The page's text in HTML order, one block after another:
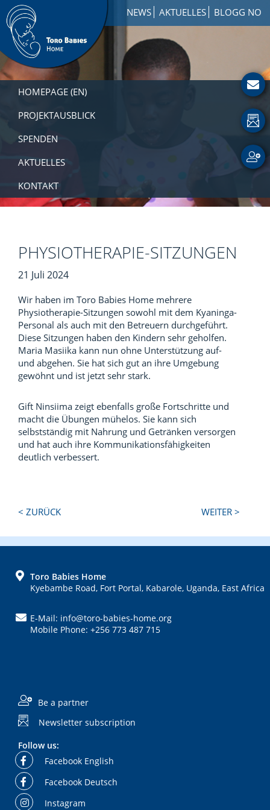
Zur
Hauptnavigation
springen
Skip
to
main
content
Zur
Fußzeile
springen
NEWS AKTUELLES BLOGG NO
Toro
Babies
Home
How
Involved
HOMEPAGE (EN)
PROJEKTAUSBLICK
SPENDEN
AKTUELLES
KONTAKT
PHYSIOTHERAPIE-SITZUNGEN
21 Juli 2024
Wir haben im Toro Babies Home mehrere
Physiotherapie-Sitzungen sowohl mit dem Kyaninga-
Personal als auch mit den Betreuern durchgeführt.
Diese Sitzungen haben den Kindern sehr geholfen.
Maria Masiika kann nun ohne Unterstützung auf-
und abgehen. Sie hat sich gut an ihre Umgebung
gewöhnt und ist jetzt sehr stark.
Gift Ninsiima zeigt ebenfalls große Fortschritte und
macht die Übungen mühelos. Sie kann sich
selbstständig mit Nahrung und Getränken versorgen
und hat auch ihre Kommunikationsfähigkeiten
deutlich verbessert.
Next
< ZURÜCK WEITER >
FOOTERToro Babies Home
Kyebambe Road, Fort Portal, Kabarole, Uganda, East Africa
E-Mail: info@toro-babies-home.org
Mobile Phone: +256 773 487 715
Be a partner
Newsletter subscription
Follow us:
Facebook English
Facebook Deutsch
Instagram